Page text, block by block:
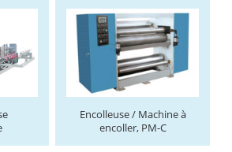
Encolleuse / Machine à
encoller, PM-C